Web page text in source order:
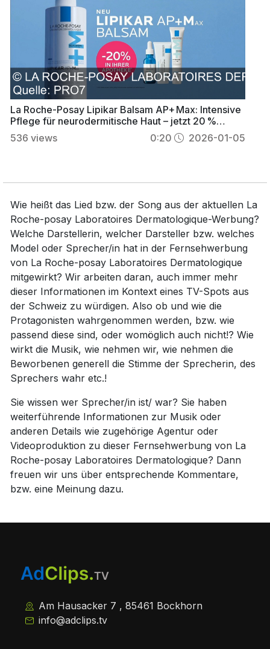
La Roche-Posay Lipikar Balsam AP+ Max: Intensive
Pflege für neurodermitische Haut – jetzt 20 %
günstiger
536 views 0:20 2026-01-05
Wie heißt das Lied bzw. der Song aus der aktuellen La
Roche-posay Laboratoires Dermatologique-Werbung?
Welche Darstellerin, welcher Darsteller bzw. welches
Model oder Sprecher/in hat in der Fernsehwerbung
von La Roche-posay Laboratoires Dermatologique
mitgewirkt? Wir arbeiten daran, auch immer mehr
dieser Informationen im Kontext eines TV-Spots aus
der Schweiz zu würdigen. Also ob und wie die
Protagonisten wahrgenommen werden, bzw. wie
passend diese sind, oder womöglich auch nicht!? Wie
wirkt die Musik, wie nehmen wir, wie nehmen die
Beworbenen generell die Stimme der Sprecherin, des
Sprechers wahr etc.!
Sie wissen wer Sprecher/in ist/ war? Sie haben
weiterführende Informationen zur Musik oder
anderen Details wie zugehörige Agentur oder
Videoproduktion zu dieser Fernsehwerbung von La
Roche-posay Laboratoires Dermatologique? Dann
freuen wir uns über entsprechende Kommentare,
bzw. eine Meinung dazu.
Am Hausacker 7 , 85461 Bockhorn
info@adclips.tv